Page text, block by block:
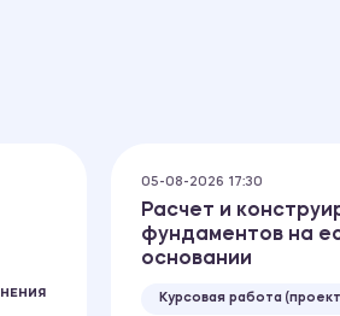
05-08-2026 17:30
Расчет и
фундаментов на
основании
Курсовая работа